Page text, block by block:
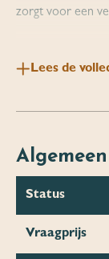
zorgt voor een
Drielstraat,
De woning biedt
lichte serre,
woonkeuken in
en een ruime
ligbad en wastafel.
Lees de
Algemeen
Status
Vraagprijs